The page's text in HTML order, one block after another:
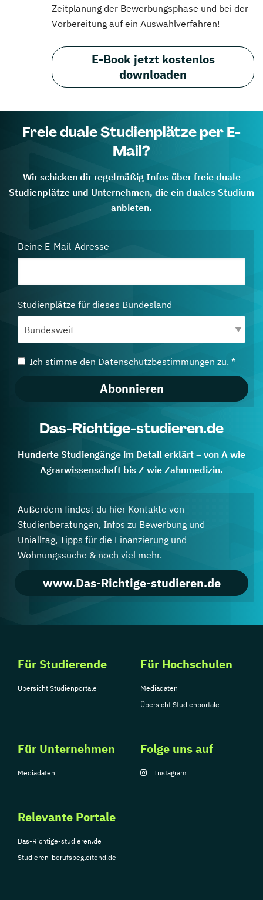
Zeitplanung der Bewerbungsphase und bei der
Vorbereitung auf ein Auswahlverfahren!
E-Book jetzt kostenlos
downloaden
Freie duale Studienplätze per E-
Mail?
Wir schicken dir regelmäßig Infos über freie duale
Studienplätze und Unternehmen, die ein duales Studium
anbieten.
Deine E-Mail-Adresse
Studienplätze für dieses Bundesland
Ich stimme den Datenschutzbestimmungen zu. *
Abonnieren
Das-Richtige-studieren.de
Hunderte Studiengänge im Detail erklärt – von A wie
Agrarwissenschaft bis Z wie Zahnmedizin.
Außerdem findest du hier Kontakte von
Studienberatungen, Infos zu Bewerbung und
Unialltag, Tipps für die Finanzierung und
Wohnungssuche & noch viel mehr.
www.Das-Richtige-studieren.de
Für Studierende
Übersicht Studienportale
Für Hochschulen
Mediadaten
Übersicht Studienportale
Für Unternehmen
Mediadaten
Relevante Portale
Das-Richtige-studieren.de
Studieren-berufsbegleitend.de
Folge uns auf
Instagram